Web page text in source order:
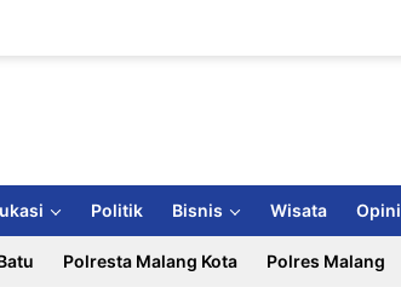
Politik Bisnis Wisata Opini
Polresta Malang Kota Polres Malang